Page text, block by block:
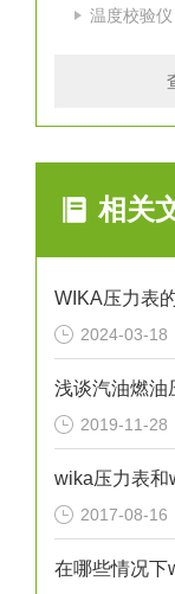
温度校验仪
相关
2024-03-18
2019-11-28
wika压力表和
2017-08-16
在哪些情况下